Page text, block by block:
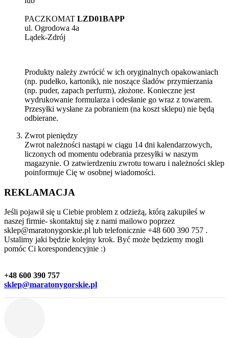
PACZKOMAT LZD01BAPP
ul. Ogrodowa 4a
Lądek-Zdrój
Produkty należy zwrócić w ich oryginalnych opakowaniach
(np. pudełko, kartonik), nie noszące śladów przymierzania
(np. puder, zapach perfurm), złożone. Konieczne jest
wydrukowanie formularza i odesłanie go wraz z towarem.
Przesyłki wysłane za pobraniem (na koszt sklepu) nie będą
odbierane.
Zwrot pieniędzy
​​Zwrot należności nastąpi w ciągu 14 dni kalendarzowych,
liczonych od momentu odebrania przesyłki w naszym
magazynie. O zatwierdzeniu zwrotu towaru i należności sklep
poinformuje Cię w osobnej wiadomości.
REKLAMACJA
Jeśli pojawił się u Ciebie problem z odzieżą, którą zakupiłeś w
naszej firmie- skontaktuj się z nami mailowo poprzez
sklep@maratonygorskie.pl lub telefonicznie +48 600 390 757 .
Ustalimy jaki będzie kolejny krok. Być może będziemy mogli
pomóc Ci korespondencyjnie :)
+48 600 390 757
sklep@maratonygorskie.pl